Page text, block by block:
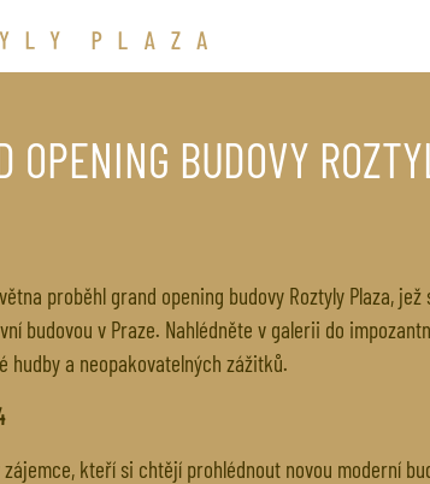
OPENING BUDOVY
proběhl grand opening budovy Roztyly Plaza,
budovou v Praze. Nahlédněte v galerii do
hudby a neopakovatelných zážitků.
zájemce, kteří si chtějí prohlédnout novou moderní